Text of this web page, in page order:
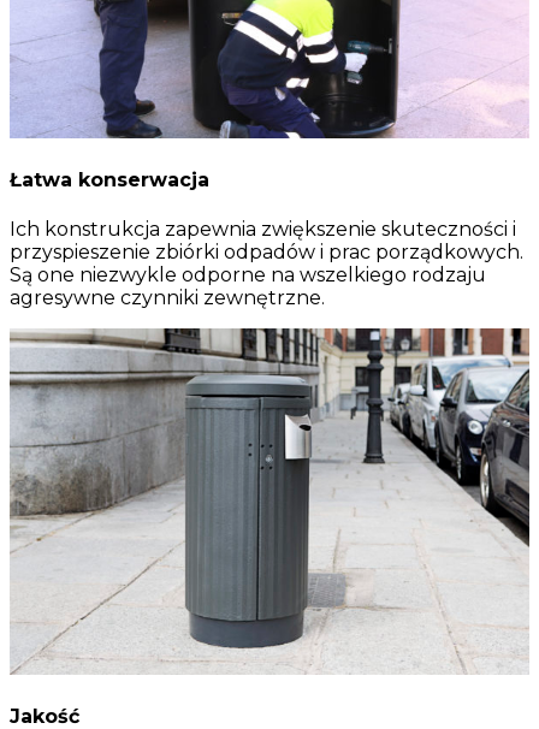
Łatwa konserwacja
Ich konstrukcja zapewnia zwiększenie skuteczności i
przyspieszenie zbiórki odpadów i prac porządkowych.
Są one niezwykle odporne na wszelkiego rodzaju
agresywne czynniki zewnętrzne.
Jakość